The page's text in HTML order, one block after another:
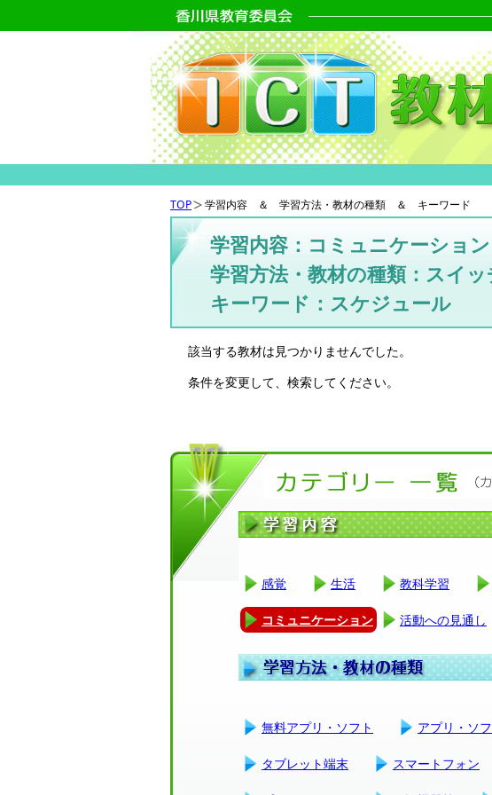
TOP 学習内容 ＆ 学習方法・教材の種類 ＆ キーワード
学習内容：コミュニケーション
学習方法・教材の種類：スイッ
キーワード：スケジュール
該当する教材は見つかりませんでした。
条件を変更して、検索してください。
感覚
生活 教科学習
コミュニケーション 活動への見通し
無料アプリ・ソフト
アプリ・ソフ
タブレット端末 スマートフォン